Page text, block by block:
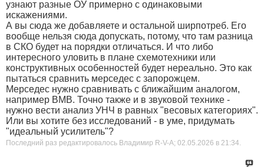
узнают разные ОУ примерно с одинаковыми
искажениями.
А вы сюда же добавляете и остальной ширпотреб. Его
вообще нельзя сюда допускать, потому, что там разница
в СКО будет на порядки отличаться. И что либо
интересного уловить в плане схемотехники или
конструктивных особенностей будет нереально. Это как
пытаться сравнить мерседес с запорожцем.
Мерседес нужно сравнивать с ближайшим аналогом,
например ВМВ. Точно также и в звуковой технике -
нужно вести анализ УНЧ в равных "весовых категориях".
Или вы хотите без исследований - в уме, придумать
"идеальный усилитель"?
Последний раз редактировалось Владимир R-V-A; 02.05.2026 в 21:34.